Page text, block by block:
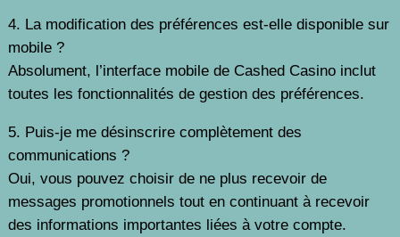
4. La modification des préférences est-elle disponible sur
mobile ?
Absolument, l’interface mobile de Cashed Casino inclut
toutes les fonctionnalités de gestion des préférences.
5. Puis-je me désinscrire complètement des
communications ?
Oui, vous pouvez choisir de ne plus recevoir de
messages promotionnels tout en continuant à recevoir
des informations importantes liées à votre compte.